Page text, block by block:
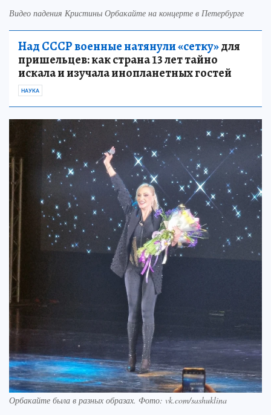
Видео падения Кристины Орбакайте на концерте в Петербурге
Над СССР военные натянули «сетку»для
пришельцев: как страна 13 лет тайно
искала и изучала инопланетных гостей
НАУКА
Орбакайте была в разных образах. Фото: vk.com/sashuklina